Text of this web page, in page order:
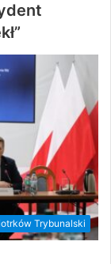
Trybunalski